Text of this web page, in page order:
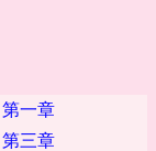
第一章
第三章